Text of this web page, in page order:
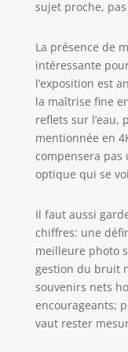
sujet proche,
La présence de
intéressante
l’exposition est
la maîtrise fine
reflets sur l’eau,
mentionnée en
compensera
optique qui se
Il faut aussi
chiffres: une
meilleure photo
gestion du bruit
souvenirs nets
encourageants;
vaut rester